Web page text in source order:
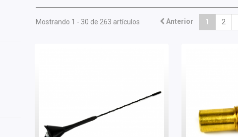
Anterior 1 2
Mostrando 1 - 30 de 263 artículos